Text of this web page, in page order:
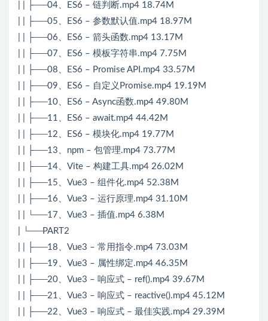
| | ├──04、ES6 – 链判断.mp4 18.74M
| | ├──05、ES6 – 参数默认值.mp4 18.97M
| | ├──06、ES6 – 箭头函数.mp4 13.17M
| | ├──07、ES6 – 模板字符串.mp4 7.75M
| | ├──08、ES6 – Promise API.mp4 33.57M
| | ├──09、ES6 – 自定义Promise.mp4 19.19M
| | ├──10、ES6 – Async函数.mp4 49.80M
| | ├──11、ES6 – await.mp4 44.42M
| | ├──12、ES6 – 模块化.mp4 19.77M
| | ├──13、npm – 包管理.mp4 73.77M
| | ├──14、Vite – 构建工具.mp4 26.02M
| | ├──15、Vue3 – 组件化.mp4 52.38M
| | ├──16、Vue3 – 运行原理.mp4 31.10M
| | └──17、Vue3 – 插值.mp4 6.38M
| └──PART2
| | ├──18、Vue3 – 常用指令.mp4 73.03M
| | ├──19、Vue3 – 属性绑定.mp4 46.35M
| | ├──20、Vue3 – 响应式 – ref().mp4 39.67M
| | ├──21、Vue3 – 响应式 – reactive().mp4 45.12M
| | ├──22、Vue3 – 响应式 – 最佳实践.mp4 29.39M